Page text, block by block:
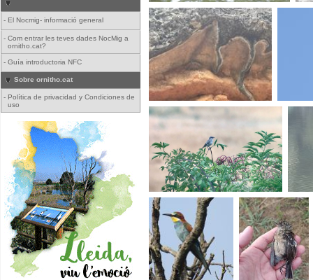
- El Nocmig- informació general
- Com entrar les teves dades NocMig a
ornitho.cat?
- Guía introductoria NFC
Sobre ornitho.cat
- Política de privacidad y Condiciones de
uso